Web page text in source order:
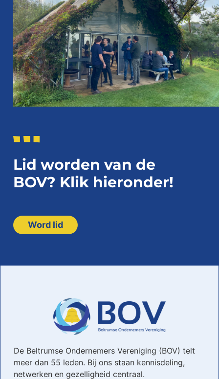
Lid worden van de
BOV? Klik hieronder!
Word lid
De Beltrumse Ondernemers Vereniging (BOV) telt
meer dan 55 leden. Bij ons staan kennisdeling,
netwerken en gezelligheid centraal.